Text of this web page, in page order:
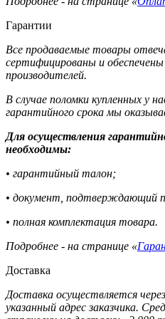
Гарантии
Все продаваемые товары
сертифицированы и
производителей.
В случае поломки купленных у
гарантийного срока мы
Для осуществления
необходимы:
• гарантийный талон;
• документ, подтверждающий
• полная комплектация товара.
Подробнее - на странице «
Доставка
Доставка осуществляется
указанный адрес заказчика.